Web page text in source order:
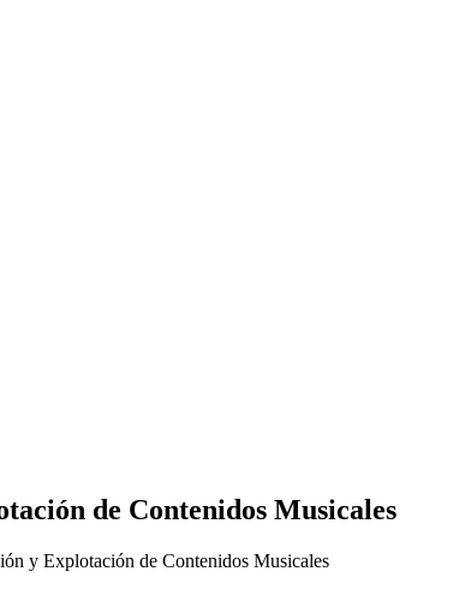
de Contenidos Musicales